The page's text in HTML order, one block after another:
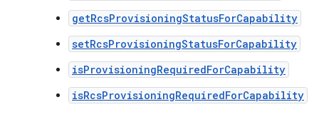
getRcsProvisioningStatusForCapability
setRcsProvisioningStatusForCapability
isProvisioningRequiredForCapability
isRcsProvisioningRequiredForCapability